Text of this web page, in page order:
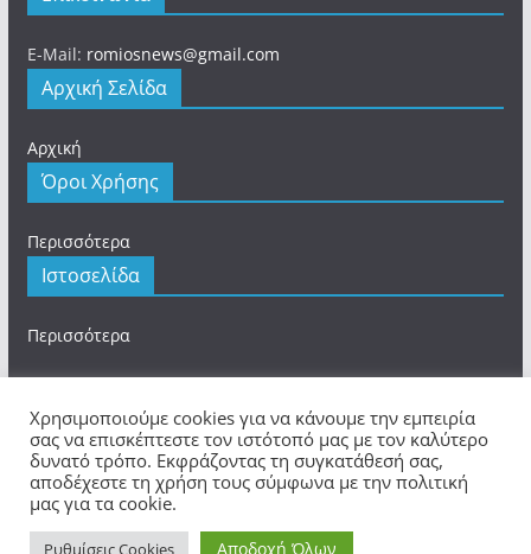
E-Mail: romiosnews@gmail.com
Αρχική Σελίδα
Αρχική
Όροι Χρήσης
Περισσότερα
Ιστοσελίδα
Περισσότερα
Πνευματικά Δικαιώματα © 2026romios.online. Τα
πνευματικά δικαιώματα προστατεύονται.
Θέμα:
WordPress.
Χρησιμοποιούμε cookies για να κάνουμε την εμπειρία
σας να επισκέπτεστε τον ιστότοπό μας με τον καλύτερο
δυνατό τρόπο. Εκφράζοντας τη συγκατάθεσή σας,
αποδέχεστε τη χρήση τους σύμφωνα με την πολιτική
μας για τα cookie.
Ρυθμίσεις Cookies Αποδοχή Όλων